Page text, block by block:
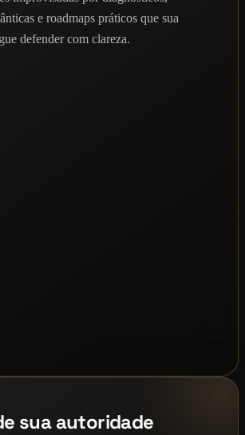
e roadmaps práticos que sua
defender com clareza.
sua autoridade